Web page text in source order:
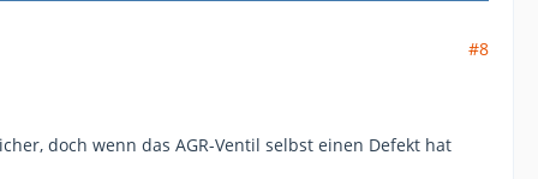
#8
doch wenn das AGR-Ventil selbst einen Defekt hat